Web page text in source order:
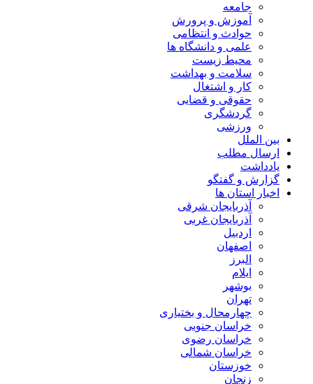
جامعه
آموزش و پرورش
حوادث و انتظامی
علمی و دانشگاه ها
محیط زیست
سلامت و بهداشت
کار و اشتغال
حقوقی و قضایی
گردشگری
ورزشی
بین الملل
ارسال مطلب
یادداشت
گزارش و گفتگو
اخبار استان ها
آذربایجان شرقی
آذربایجان غربی
اردبیل
اصفهان
البرز
ایلام
بوشهر
تهران
چهارمحال و بختیاری
خراسان جنوبی
خراسان رضوی
خراسان شمالی
خوزستان
زنجان